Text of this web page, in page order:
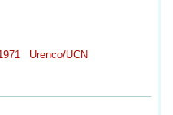
Urenco/UCN